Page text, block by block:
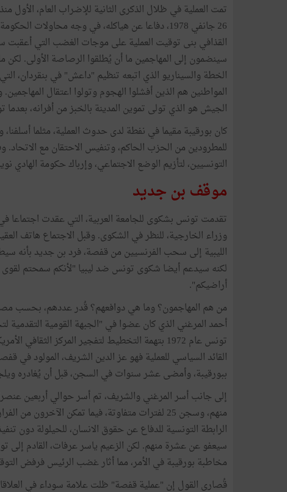
تمت العملية في ظلال الذكرى الثانية للإضراب العام، الأول
26 جانفي 1978، دفاعا عن هياكله، في وجه
القذافي بنى توقيت العملية على موجات الغضب التي أعقبت
سينضمون إلى المهاجمين ما أن يُطلقوا الرصاصة الأولى.
المواطنين هم الذين أفشلوا الهجوم وتولوا اعتقال
الجيش هو الذي تولى تموين المدينة بالخبز من أفرانه،
كان بورقيبة مقيما في نفطة لدى حدوث العملية، مثلما
للمطرودين من الحزب الحاكم، وتنفيس الاحتقان مع
التونسيين، لتأزيم الوضع الاجتماعي، وإرباك حكومة الهادي
موقف بن جديد
تقدمت تونس بشكوى للجامعة العربية، التي عقدت
وزراء الخارجية، للنظر في الشكوى. وقبل الاجتماع هاتف
الليبية إلى سحب الفرنسيين من قفصة، فرد بن جديد بأنه
لكنه سيدعم أيضا شكوى تونس ضد ليبيا "لأنكم سمحتم
أراضيكم".
من هم المهاجمون؟ وما هي دوافعهم؟ قُدر عددهم، بحسب
أحمد المرغني الذي كان عضوا في "الجبهة القومية التقدمية
تونس عام 1972 بتهمة التخطيط لتفجير المركز
ببورقيبة، وأمضى عشر سنوات في السجن، قبل أن يُغادره
منهم، وسجن 25 لفترات متفاوتة، فيما تمكن
الرابطة التونسية للدفاع عن حقوق الانسان، للحيلولة دون
سيعفو عن عشرة منهم. لكن الزعيم ياسر عرفات، القادم
مخاطبة بورقيبة في الأمر، مما أثار غضب الرئيس فرفض